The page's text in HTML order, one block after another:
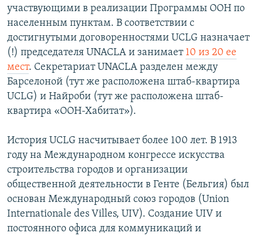
участвующими в реализации Программы ООН по
населенным пунктам. В соответствии с
достигнутыми договоренностями UCLG назначает
(!) председателя UNACLA и занимает 10 из 20 ее
мест. Секретариат UNACLA разделен между
Барселоной (тут же расположена штаб-квартира
UCLG) и Найроби (тут же расположена штаб-
квартира «ООН-Хабитат»).
История UCLG насчитывает более 100 лет. В 1913
году на Международном конгрессе искусства
строительства городов и организации
общественной деятельности в Генте (Бельгия) был
основан Международный союз городов (Union
Internationale des Villes, UIV). Создание UIV и
постоянного офиса для коммуникаций и